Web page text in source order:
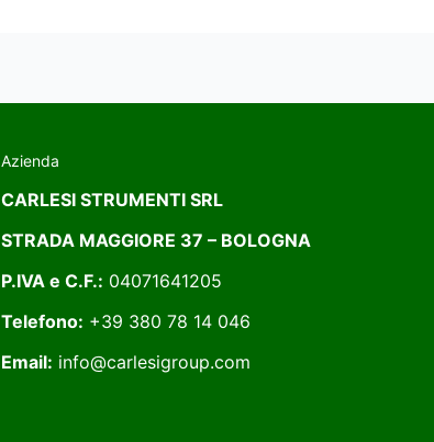
Azienda
CARLESI STRUMENTI SRL
STRADA MAGGIORE 37 – BOLOGNA
P.IVA e C.F.: 04071641205
Telefono: +39 380 78 14 046
Email: info@carlesigroup.com